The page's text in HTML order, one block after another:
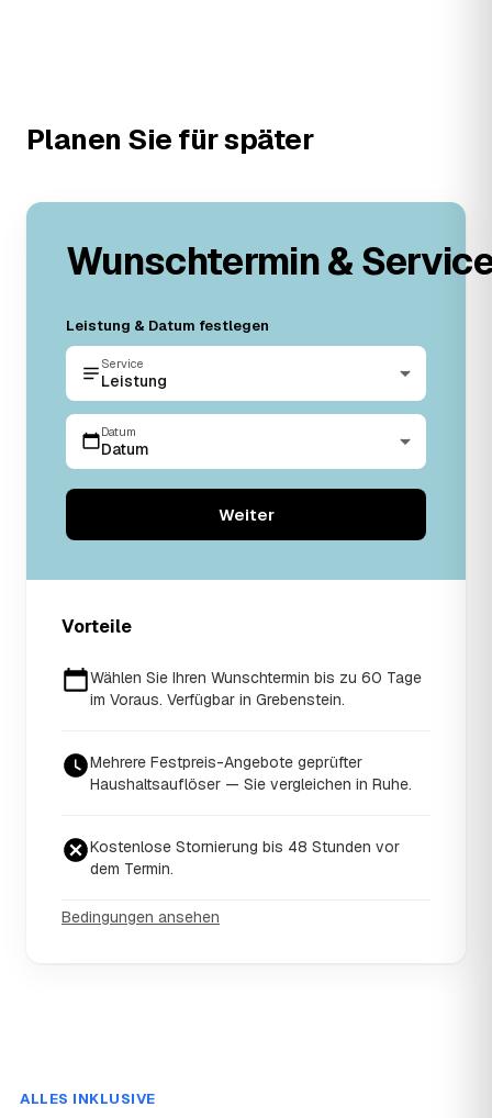
Planen Sie für später
Wunschtermin &
Leistung & Datum festlegen
Service
Leistung
Datum
Datum
Weiter
Vorteile
Wählen Sie Ihren Wunschtermin bis zu 60 Tage
im Voraus. Verfügbar in Grebenstein.
Mehrere Festpreis-Angebote geprüfter
Haushaltsauflöser — Sie vergleichen in Ruhe.
Kostenlose Stornierung bis 48 Stunden vor
dem Termin.
Bedingungen ansehen
ALLES INKLUSIVE